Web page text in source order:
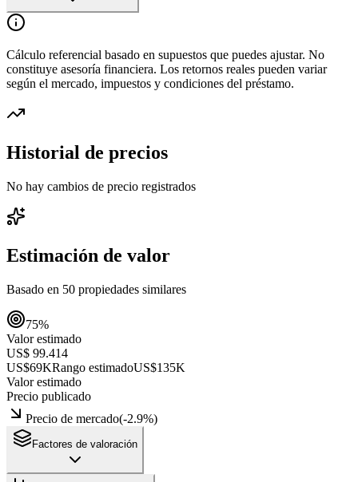
Cálculo referencial basado en supuestos que puedes ajustar. No
constituye asesoría financiera. Los retornos reales pueden variar
según el mercado, impuestos y condiciones del préstamo.
Historial de precios
No hay cambios de precio registrados
Estimación de valor
Basado en 50 propiedades similares
75%
Valor estimado
US$ 99.414
US$69KRango estimadoUS$135K
Valor estimado
Precio publicado
Precio de mercado(-2.9%)
Factores de valoración